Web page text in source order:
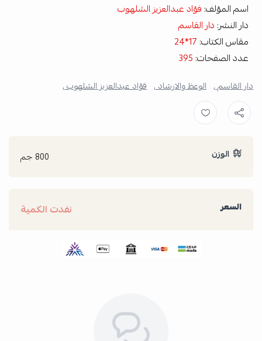
اسم المؤلف: فؤاد عبدالعزيز الشلهوب
دار النشر: دار القاسم
مقاس الكتاب: 17*24
عدد الصفحات: 395
دار القاسم , الوعظ والارشاد , فؤاد عبدالعزيز الشلهوب ,
الوزن 800 جم
السعر نفدت الكمية